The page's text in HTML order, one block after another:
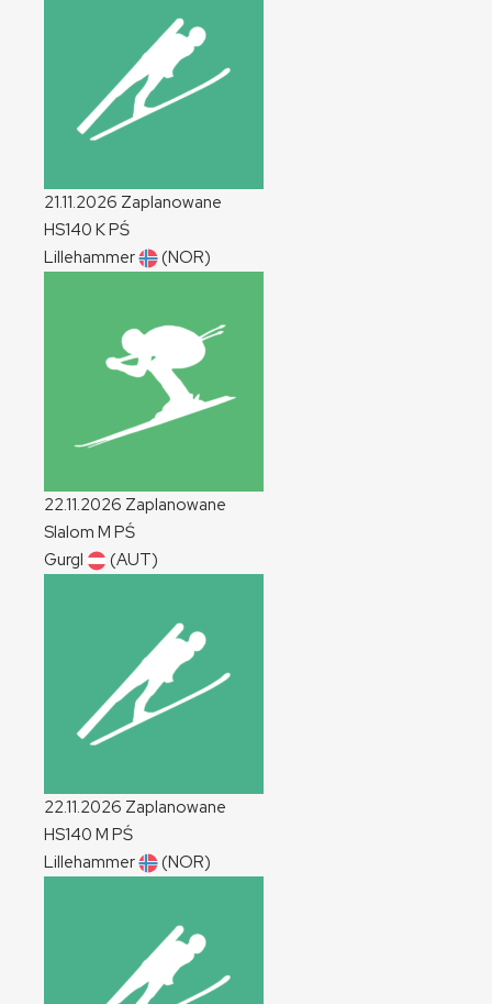
21.11.2026 Zaplanowane
HS140 KPŚ
Lillehammer
(NOR)
22.11.2026 Zaplanowane
Slalom M PŚ
Gurgl
(AUT)
22.11.2026 Zaplanowane
HS140 M PŚ
Lillehammer
(NOR)